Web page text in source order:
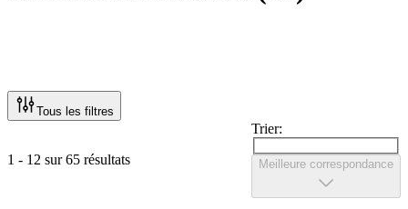
Tous les filtres
1 - 12 sur 65 résultats
Trier:
Meilleure correspondance